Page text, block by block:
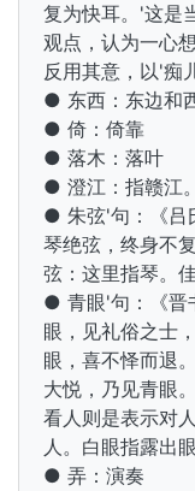
复为快耳。'这是
观点，认为一心
反用其意，以'痴
● 东西：东边和
● 倚：倚靠
● 落木：落叶
● 澄江：指赣江
● 朱弦'句：《吕
琴绝弦，终身不
弦：这里指琴。
● 青眼'句：《晋
眼，见礼俗之士
眼，喜不怿而退
大悦，乃见青眼
看人则是表示对
人。白眼指露出
● 弄：演奏